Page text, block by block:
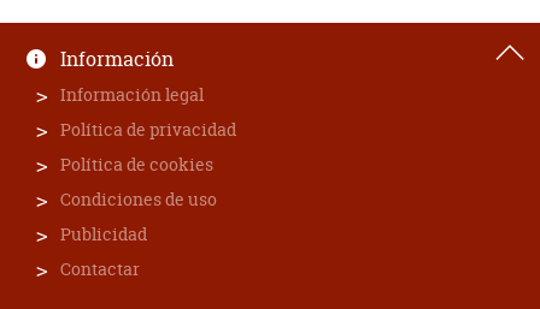
Información
Información legal
Política de privacidad
Política de cookies
Condiciones de uso
Publicidad
Contactar